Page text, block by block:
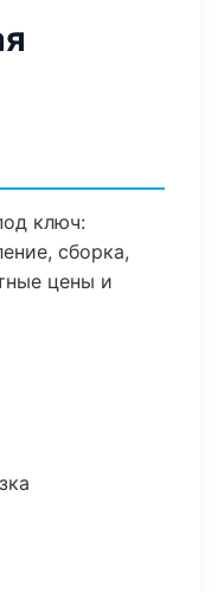
ключ:
сборка,
цены и